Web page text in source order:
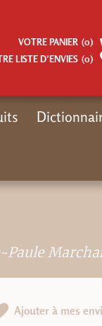
Paule
Ajouter à mes
VOTRE PANIER (0)
LISTE D’ENVIES (0)